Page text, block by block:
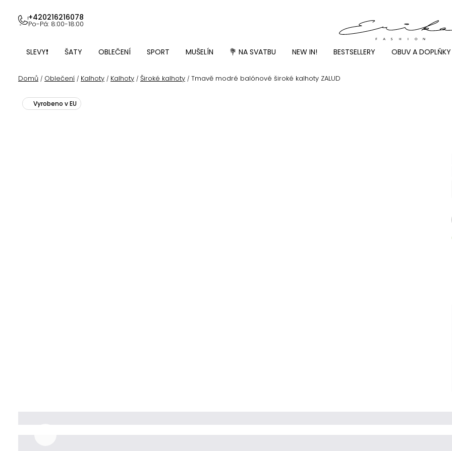
obsah
+420216216078
Po-Pá: 8:00-18:00
SLEVY❗ ŠATY OBLEČENÍ SPORT MUŠELÍN 💐 NA SVATBU NEW IN! BESTSELLERY OBUV A DOPLŇKY
Domů / Oblečení / Kalhoty / Kalhoty / Široké kalhoty / Tmavě modré balónové široké kalhoty ZALUD
Vyrobeno v EU